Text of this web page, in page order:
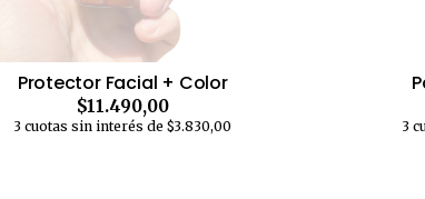
Protector Facial + Color
$11.490,00
3 cuotas sin interés de $3.830,00 3